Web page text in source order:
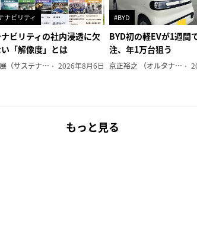
ナビリティ
ビリティの社内浸透に欠
「解像度」とは
安藤 光展（サステナビリティ・コンサルタント） 2026年8月6日
#BYD
BYD初の軽EVが1週間
注、年1万台狙う
京正裕之 （オルタナ副編集長）
もっと見る